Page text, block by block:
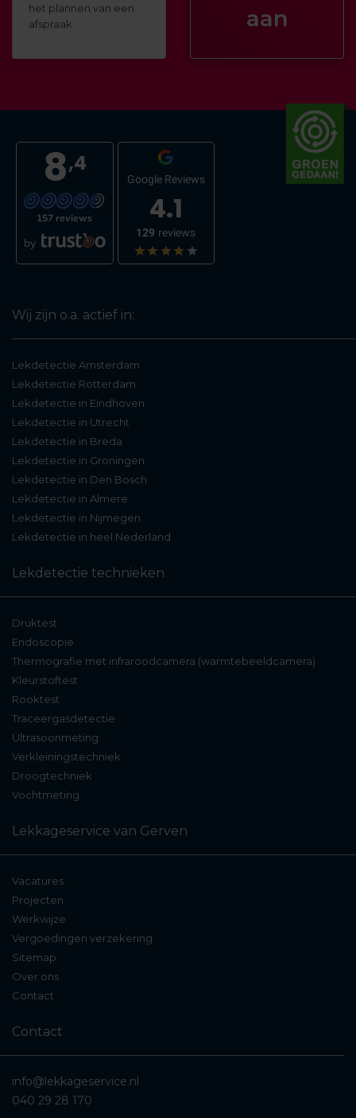
het plannen van een
afspraak.
aan
8,4
157 reviews
by
Google Reviews
4.1
129 reviews
Wij zijn o.a. actief in:
Lekdetectie Amsterdam
Lekdetectie Rotterdam
Lekdetectie in Eindhoven
Lekdetectie in Utrecht
Lekdetectie in Breda
Lekdetectie in Groningen
Lekdetectie in Den Bosch
Lekdetectie in Almere
Lekdetectie in Nijmegen
Lekdetectie in heel Nederland
Lekdetectie technieken
Druktest
Endoscopie
Thermografie met infraroodcamera (warmtebeeldcamera)
Kleurstoftest
Rooktest
Traceergasdetectie
Ultrasoonmeting
Verkleiningstechniek
Droogtechniek
Vochtmeting
Lekkageservice van Gerven
Vacatures
Projecten
Werkwijze
Vergoedingen verzekering
Sitemap
Over ons
Contact
Contact
info@lekkageservice.nl
040 29 28 170